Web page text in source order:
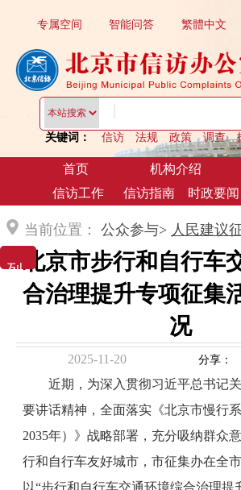
关键词： 信访 法规 政策 调查
繁體中文
专属空间 智能问答
首页 机构介绍
信访工作
信访指南 时政要闻
当前位置： 公众参与> 人民建议
北京市步行和自行车
合治理提升专项征集
况
2025-11-20 分享：
近期，为深入贯彻习近平总书记
要讲话精神，全面落实《北京市慢行
2035年）》战略部署，充分吸纳群众
行和自行车友好城市，市征集办在全
以“步行和自行车交通环境综合治理提